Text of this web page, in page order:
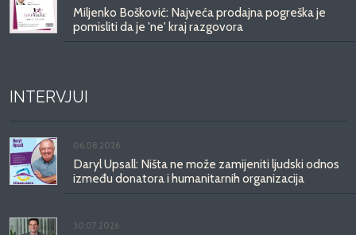
Miljenko Bošković: Najveća prodajna pogreška je
pomisliti da je 'ne' kraj razgovora
INTERVJUI
06.08.2026.
Daryl Upsall: Ništa ne može zamijeniti ljudski odnos
između donatora i humanitarnih organizacija
30.07.2026.